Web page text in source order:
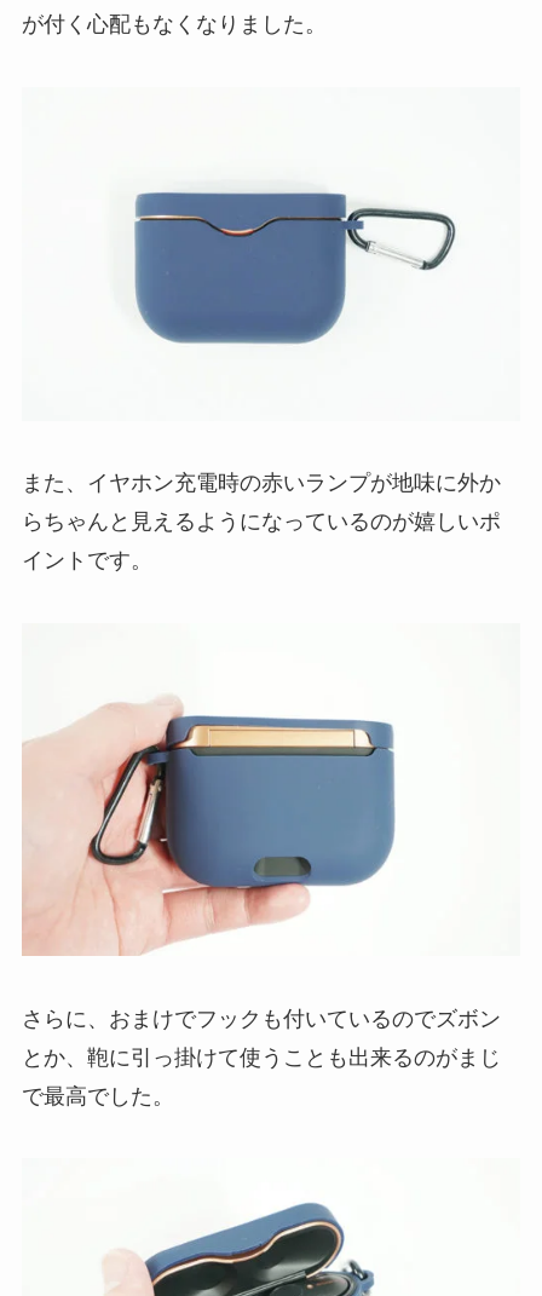
が付く心配もなくなりました。
また、イヤホン充電時の赤いランプが地味に外か
らちゃんと見えるようになっているのが嬉しいポ
イントです。
さらに、おまけでフックも付いているのでズボン
とか、鞄に引っ掛けて使うことも出来るのがまじ
で最高でした。